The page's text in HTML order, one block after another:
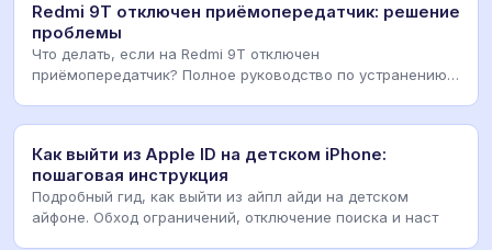
Redmi 9T отключен приёмопередатчик: решение
проблемы
Что делать, если на Redmi 9T отключен
приёмопередатчик? Полное руководство по устранению
Как выйти из Apple ID на детском iPhone:
пошаговая инструкция
Подробный гид, как выйти из айпл айди на детском
айфоне. Обход ограничений, отключение поиска и наст